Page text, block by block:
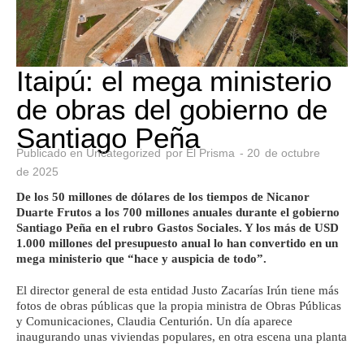
Itaipú: el mega ministerio
de obras del gobierno de
Santiago Peña
Publicado en Uncategorized por El Prisma - 20 de octubre
de 2025
De los 50 millones de dólares de los tiempos de Nicanor
Duarte Frutos a los 700 millones anuales durante el gobierno
Santiago Peña en el rubro Gastos Sociales. Y los más de USD
1.000 millones del presupuesto anual lo han convertido en un
mega ministerio que “hace y auspicia de todo”.
El director general de esta entidad Justo Zacarías Irún tiene más
fotos de obras públicas que la propia ministra de Obras Públicas
y Comunicaciones, Claudia Centurión. Un día aparece
inaugurando unas viviendas populares, en otra escena una planta